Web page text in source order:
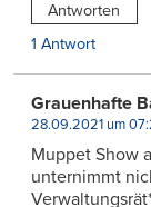
Antworten
1 Antwort
Grauenhafte
28.09.2021 um
Muppet Show
unternimmt